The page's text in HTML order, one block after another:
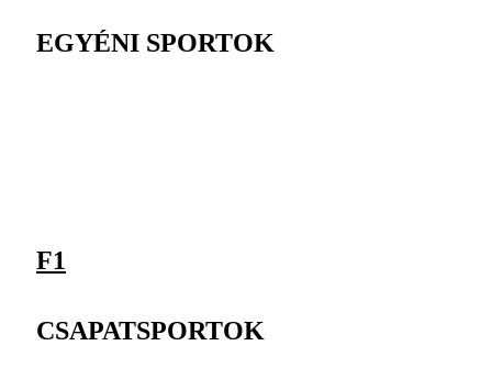
EGYÉNI SPORTOK
F1
CSAPATSPORTOK